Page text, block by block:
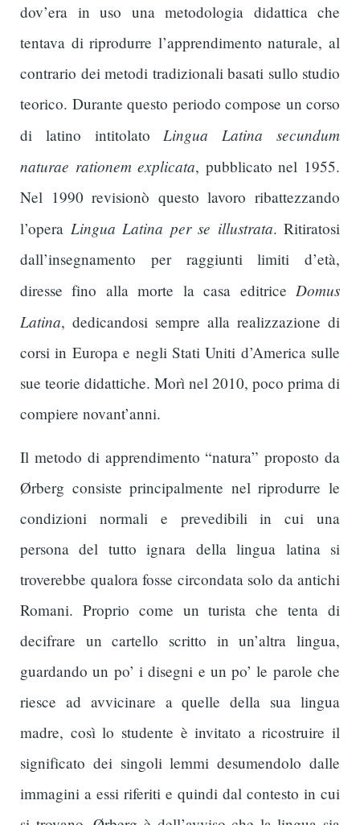
dov’era in uso una metodologia didattica che
tentava di riprodurre l’apprendimento naturale, al
contrario dei metodi tradizionali basati sullo studio
teorico. Durante questo periodo compose un corso
di latino intitolatoLingua Latina secundum
naturae rationem explicata, pubblicato nel 1955.
Nel 1990 revisionò questo lavoro ribattezzando
l’opera Lingua Latina per se illustrata. Ritiratosi
dall’insegnamento per raggiunti limiti d’età,
diresse fino alla morte la casa editrice Domus
Latina, dedicandosi sempre alla realizzazione di
corsi in Europa e negli Stati Uniti d’America sulle
sue teorie didattiche. Morì nel 2010, poco prima di
compiere novant’anni.
Il metodo di apprendimento “natura” proposto da
Ørberg consiste principalmente nel riprodurre le
condizioni normali e prevedibili in cui una
persona del tutto ignara della lingua latina si
troverebbe qualora fosse circondata solo da antichi
Romani. Proprio come un turista che tenta di
decifrare un cartello scritto in un’altra lingua,
guardando un po’ i disegni e un po’ le parole che
riesce ad avvicinare a quelle della sua lingua
madre, così lo studente è invitato a ricostruire il
significato dei singoli lemmi desumendolo dalle
immagini a essi riferiti e quindi dal contesto in cui